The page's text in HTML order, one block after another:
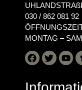
030 / 862 081 92
MONTAG –